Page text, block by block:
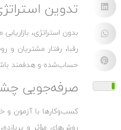
تدوین
بدون استراتژی،
رقبا، رفتار مشتریان
حساب‌شده و هدفمند
صرفه‌جویی
کسب‌وکارها با آزمون و
روش‌های مؤثر و